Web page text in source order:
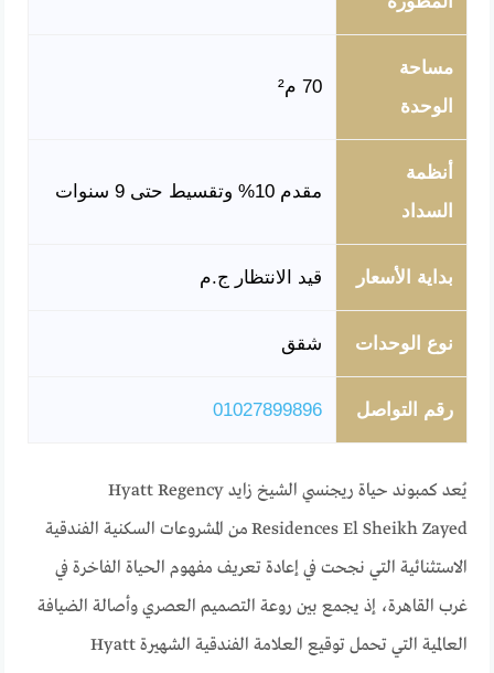
مساحة
الوحدة
70 م²
أنظمة
السداد
مقدم 10% وتقسيط حتى 9 سنوات
بداية الأسعار قيد الانتظار ج.م
نوع الوحدات شقق
رقم التواصل 01027899896
يُعد كمبوند حياة ريجنسي الشيخ زايد Hyatt Regency
Residences El Sheikh Zayed من المشروعات السكنية الفندقية
الاستثنائية التي نجحت في إعادة تعريف مفهوم الحياة الفاخرة في
غرب القاهرة، إذ يجمع بين روعة التصميم العصري وأصالة الضيافة
العالمية التي تحمل توقيع العلامة الفندقية الشهيرة Hyatt